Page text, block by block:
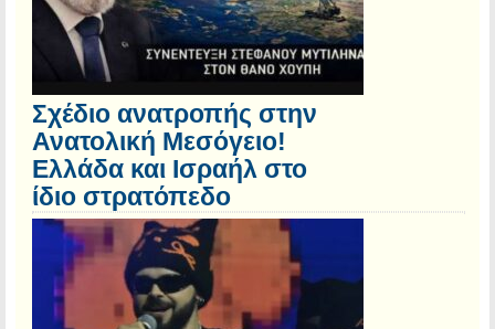
Σχέδιο ανατροπής στην
Ανατολική Μεσόγειο!
Ελλάδα και Ισραήλ στο
ίδιο στρατόπεδο